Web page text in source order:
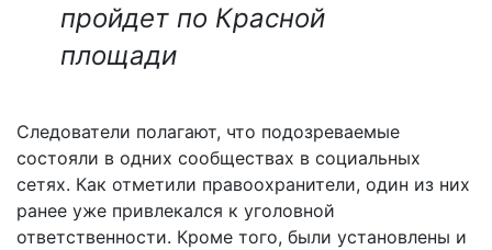
пройдет по Красной
площади
Следователи полагают, что подозреваемые
состояли в одних сообществах в социальных
сетях. Как отметили правоохранители, один из них
ранее уже привлекался к уголовной
ответственности. Кроме того, были установлены и